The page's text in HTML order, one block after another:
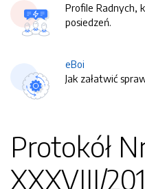
Profile Radnych,
posiedzeń.
eBoi
Jak załatwić
Protokół
XXXVIII/